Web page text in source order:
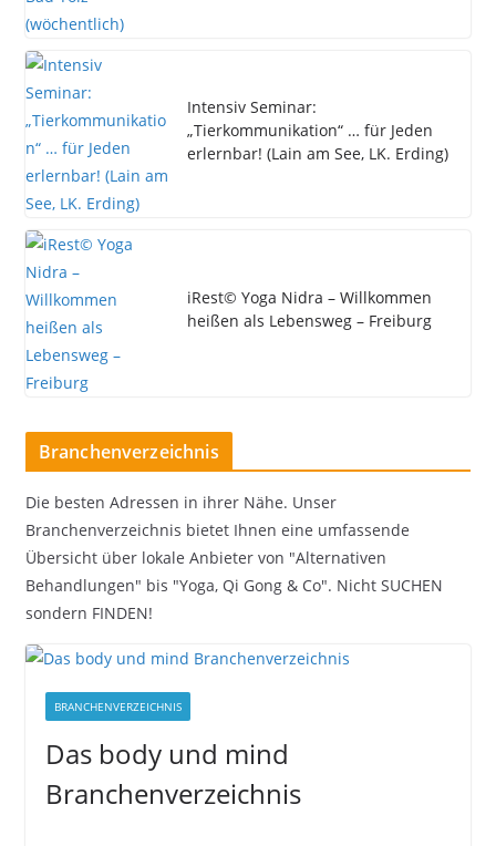
Intensiv Seminar:
„Tierkommunikation“ … für Jeden
erlernbar! (Lain am See, LK. Erding)
iRest© Yoga Nidra – Willkommen
heißen als Lebensweg – Freiburg
Branchenverzeichnis
Die besten Adressen in ihrer Nähe. Unser
Branchenverzeichnis bietet Ihnen eine umfassende
Übersicht über lokale Anbieter von "Alternativen
Behandlungen" bis "Yoga, Qi Gong & Co". Nicht SUCHEN
sondern FINDEN!
BRANCHENVERZEICHNIS
Das body und mind
Branchenverzeichnis